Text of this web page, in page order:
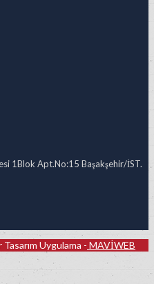
1Blok Apt.No:15 Başakşehir/İST.
Uygulama - MAVİWEB